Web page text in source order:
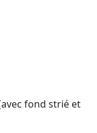
fond strié et